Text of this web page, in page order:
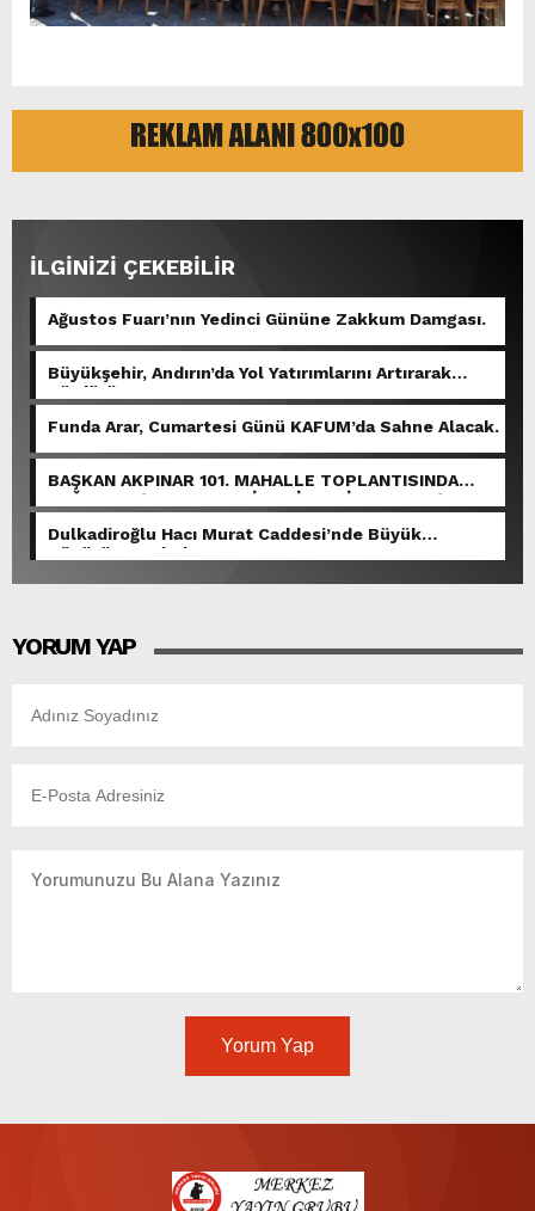
İLGİNİZİ ÇEKEBİLİR
Ağustos Fuarı’nın Yedinci Gününe Zakkum Damgası.
Büyükşehir, Andırın’da Yol Yatırımlarını Artırarak
Sürdürüyor.
Funda Arar, Cumartesi Günü KAFUM’da Sahne Alacak.
BAŞKAN AKPINAR 101. MAHALLE TOPLANTISINDA
BAĞLARBAŞI MAHALLESİ SAKİNLERİYLE BULUŞTU.
Dulkadiroğlu Hacı Murat Caddesi’nde Büyük
Dönüşüm Başladı.
YORUM YAP
Yorum Yap